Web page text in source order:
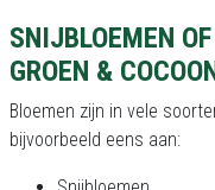
SNIJBLOEMEN
GROEN &
Bloemen zijn in vele
bijvoorbeeld eens aan: